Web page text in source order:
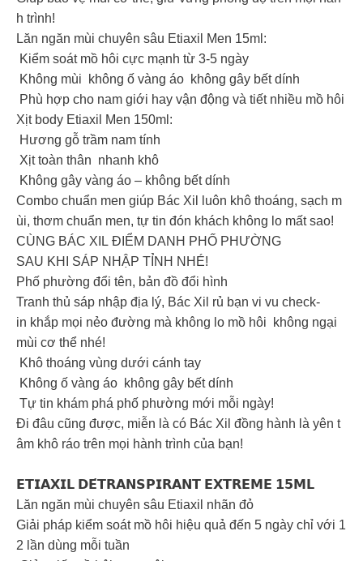
h trình!
Lăn ngăn mùi chuyên sâu Etiaxil Men 15ml:
Kiểm soát mồ hôi cực mạnh từ 3-5 ngày
Không mùi không ố vàng áo không gây bết dính
Phù hợp cho nam giới hay vận động và tiết nhiều mồ hôi
Xịt body Etiaxil Men 150ml:
Hương gỗ trầm nam tính
Xịt toàn thân nhanh khô
Không gây vàng áo – không bết dính
Combo chuẩn men giúp Bác Xil luôn khô thoáng, sạch m
ùi, thơm chuẩn men, tự tin đón khách không lo mất sao!
CÙNG BÁC XIL ĐIỂM DANH PHỐ PHƯỜNG
SAU KHI SÁP NHẬP TỈNH NHÉ!
Phố phường đổi tên, bản đồ đổi hình
Tranh thủ sáp nhập địa lý, Bác Xil rủ bạn vi vu check-
in khắp mọi nẻo đường mà không lo mồ hôi không ngại
mùi cơ thể nhé!
Khô thoáng vùng dưới cánh tay
Không ố vàng áo không gây bết dính
Tự tin khám phá phố phường mới mỗi ngày!
Đi đâu cũng được, miễn là có Bác Xil đồng hành là yên t
âm khô ráo trên mọi hành trình của bạn!
𝗘𝗧𝗜𝗔𝗫𝗜𝗟 𝗗𝗘́𝗧𝗥𝗔𝗡𝗦𝗣𝗜𝗥𝗔𝗡𝗧 𝗘𝗫𝗧𝗥𝗘𝗠𝗘 𝟭𝟱𝗠𝗟
Lăn ngăn mùi chuyên sâu Etiaxil nhãn đỏ
Giải pháp kiểm soát mồ hôi hiệu quả đến 5 ngày chỉ với 1
2 lần dùng mỗi tuần